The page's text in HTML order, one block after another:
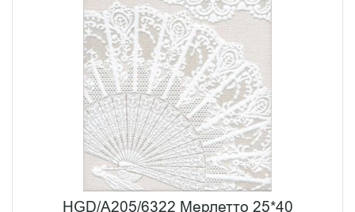
HGD/A205/6322 Мерлетто 25*40